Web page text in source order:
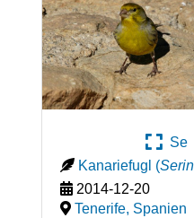
Se
Kanariefugl (
2014-12-20
Tenerife, Spanien